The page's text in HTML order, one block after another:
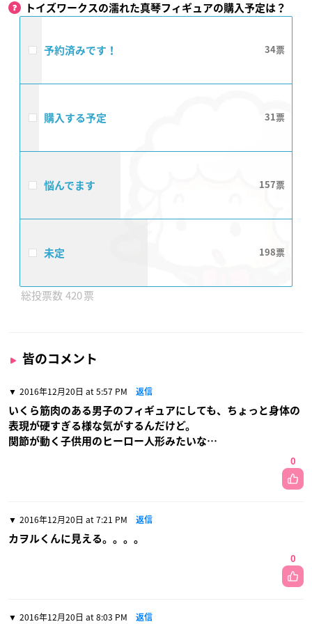
トイズワークスの濡れた真琴フィギュアの購入予定は？
予約済みです！ 34
購入する予定 31
悩んでます 157
未定 198
420
皆のコメント
2016年12月20日 at 5:57 PM 返信
いくら筋肉のある男子のフィギュアにしても、ちょっと身体の
表現が硬すぎる様な気がするんだけど。
関節が動く子供用のヒーロー人形みたいな…
0
2016年12月20日 at 7:21 PM 返信
カヲルくんに見える。。。。
0
2016年12月20日 at 8:03 PM 返信